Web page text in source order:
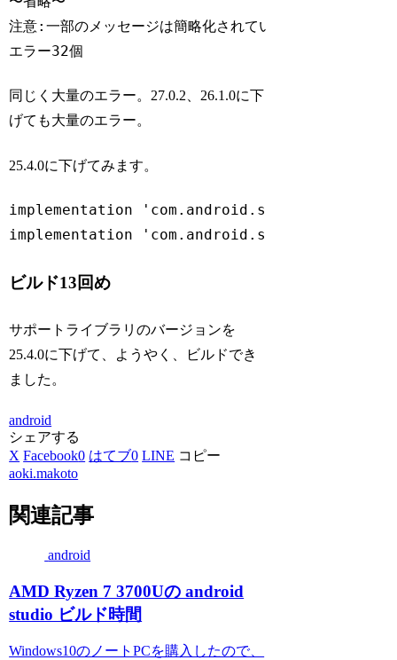
注意:一部のメッセージは簡略化されています。-
エラー32個
同じく大量のエラー。27.0.2、26.1.0に下
げても大量のエラー。
25.4.0に下げてみます。
implementation
implementation
ビルド13回め
サポートライブラリのバージョンを
25.4.0に下げて、ようやく、ビルドでき
ました。
android
シェアする
X Facebook0 はてブ0 LINE コピー
aoki.makoto
関連記事
android
AMD Ryzen 7 3700Uの android
studio ビルド時間
Windows10のノートPCを購入したので、